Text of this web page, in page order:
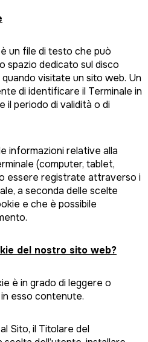
un file di testo che può
spazio dedicato sul disco
visitate un sito web. Un
di identificare il Terminale in
il periodo di validità o di
informazioni relative alla
(computer, tablet,
essere registrate attraverso i
a seconda delle scelte
e che è possibile
del nostro sito web?
è in grado di leggere o
esso contenute.
Sito, il Titolare del